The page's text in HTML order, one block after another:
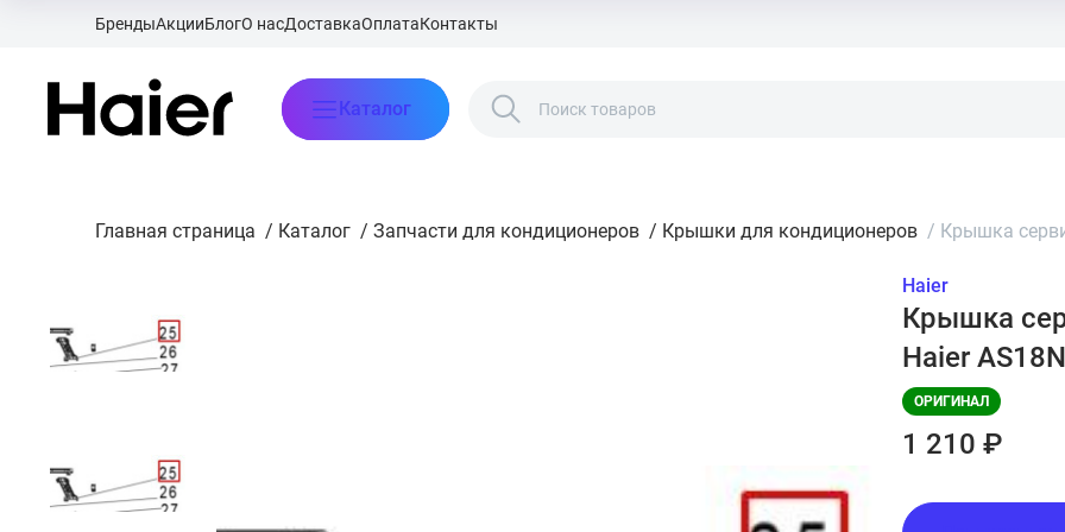
БрендыАкцииБлогО насДоставкаОплатаКонтакты
Каталог
Главная страница / Каталог / Запчасти для кондиционеров / Крышки для кондиционеров / Крышка
Haier
Крышка
Haier
ОРИГИНАЛ
1 210 ₽